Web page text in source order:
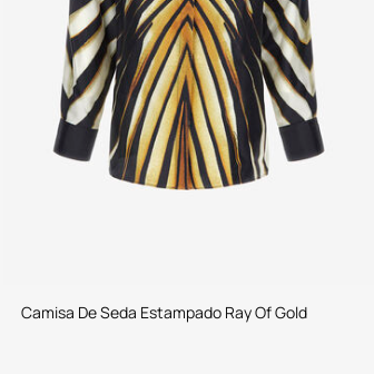
Camisa De Seda Estampado Ray Of Gold